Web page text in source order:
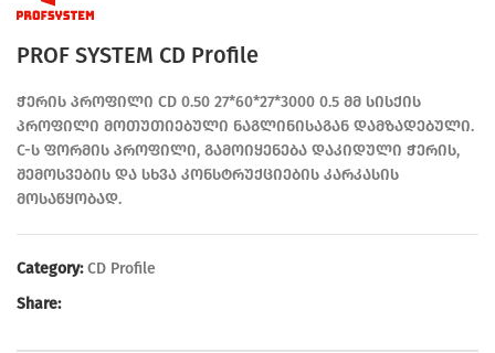
PROF SYSTEM CD Profile
ჭერის პროფილი CD 0.50 27*60*27*3000 0.5 მმ სისქის
პროფილი მოთუთიებული ნაგლინისაგან დამზადებული.
C-ს ფორმის პროფილი, გამოიყენება დაკიდული ჭერის,
შემოსვების და სხვა კონსტრუქციების კარკასის
მოსაწყობად.
Category: CD Profile
Share: